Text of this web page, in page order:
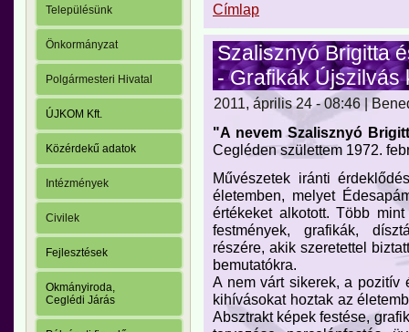
Településünk
Önkormányzat
Polgármesteri Hivatal
ÚJKOM Kft.
Közérdekű adatok
Intézmények
Civilek
Fejlesztések
Okmányiroda,
Ceglédi Járás
Címlap
Szalisznyó Brigitta
- Grafikák Újszilvás
2011, április 24 - 08:46 |
"A nevem Szalisznyó
Cegléden születtem 1972.
Művészetek iránti
életemben, melyet
értékeket alkotott. Több
festmények, grafikák,
részére, akik szeretettel
bemutatókra.
A nem várt sikerek, a pozitív
kihívásokat hoztak az
Absztrakt képek festése,